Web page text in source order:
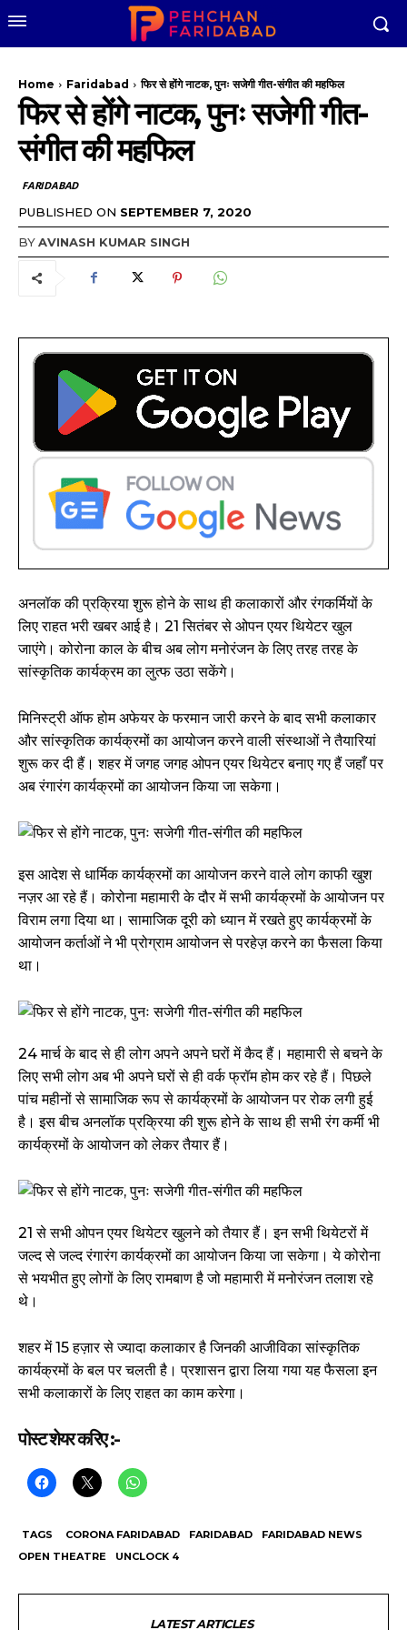
Home Faridabad फिर से होंगे नाटक, पुनः सजेगी गीत-संगीत की महफिल
फिर से होंगे नाटक, पुनः सजेगी गीत-
संगीत की महफिल
FARIDABAD
PUBLISHED ON SEPTEMBER 7, 2020
BYAVINASH KUMAR SINGH
अनलॉक की प्रक्रिया शुरू होने के साथ ही कलाकारों और रंगकर्मियों के
लिए राहत भरी खबर आई है। 21 सितंबर से ओपन एयर थियेटर खुल
जाएंगे। कोरोना काल के बीच अब लोग मनोरंजन के लिए तरह तरह के
सांस्कृतिक कार्यक्रम का लुत्फ उठा सकेंगे।
मिनिस्ट्री ऑफ होम अफेयर के फरमान जारी करने के बाद सभी कलाकार
और सांस्कृतिक कार्यक्रमों का आयोजन करने वाली संस्थाओं ने तैयारियां
शुरू कर दी हैं। शहर में जगह जगह ओपन एयर थियेटर बनाए गए हैं जहाँ पर
अब रंगारंग कार्यक्रमों का आयोजन किया जा सकेगा।
इस आदेश से धार्मिक कार्यक्रमों का आयोजन करने वाले लोग काफी खुश
नज़र आ रहे हैं। कोरोना महामारी के दौर में सभी कार्यक्रमों के आयोजन पर
विराम लगा दिया था। सामाजिक दूरी को ध्यान में रखते हुए कार्यक्रमों के
आयोजन कर्ताओं ने भी प्रोग्राम आयोजन से परहेज़ करने का फैसला किया
था।
24 मार्च के बाद से ही लोग अपने अपने घरों में कैद हैं। महामारी से बचने के
लिए सभी लोग अब भी अपने घरों से ही वर्क फ्रॉम होम कर रहे हैं। पिछले
पांच महीनों से सामाजिक रूप से कार्यक्रमों के आयोजन पर रोक लगी हुई
है। इस बीच अनलॉक प्रक्रिया की शुरू होने के साथ ही सभी रंग कर्मी भी
कार्यक्रमों के आयोजन को लेकर तैयार हैं।
21 से सभी ओपन एयर थियेटर खुलने को तैयार हैं। इन सभी थियेटरों में
जल्द से जल्द रंगारंग कार्यक्रमों का आयोजन किया जा सकेगा। ये कोरोना
से भयभीत हुए लोगों के लिए रामबाण है जो महामारी में मनोरंजन तलाश रहे
थे।
शहर में 15 हज़ार से ज्यादा कलाकार है जिनकी आजीविका सांस्कृतिक
कार्यक्रमों के बल पर चलती है। प्रशासन द्वारा लिया गया यह फैसला इन
सभी कलाकारों के लिए राहत का काम करेगा।
पोस्ट शेयर करिए :-
TAGS CORONA FARIDABAD FARIDABAD
FARIDABAD NEWS
OPEN THEATRE
UNCLOCK 4
LATEST ARTICLES